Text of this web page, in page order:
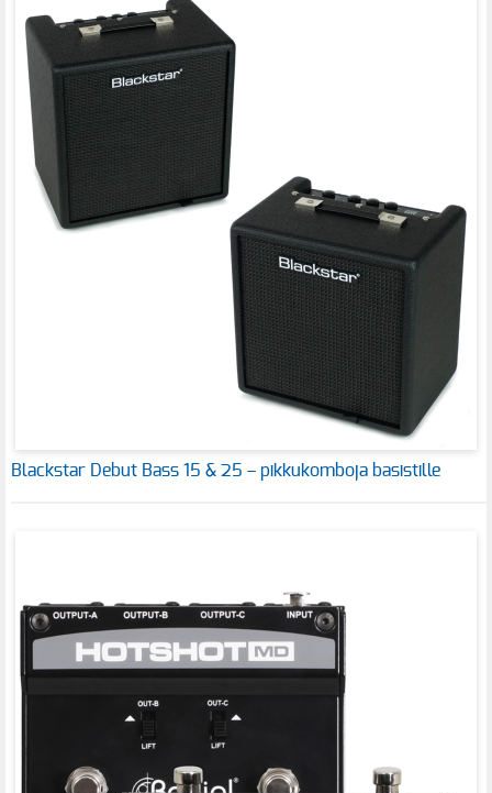
Blackstar Debut Bass 15 & 25 – pikkukomboja basistille